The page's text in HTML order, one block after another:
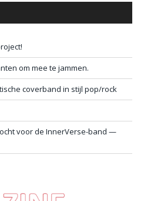
om mee te jammen.
coverband in stijl pop/rock
voor de InnerVerse-band —